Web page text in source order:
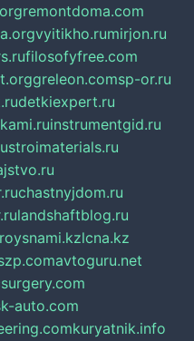
remontdoma.com
vyitikho.rumirjon.ru
filosofyfree.com
greleon.comsp-or.ru
detkiexpert.ru
instrumentgid.ru
stroimaterials.ru
chastnyjdom.ru
landshaftblog.ru
lcna.kz
avtoguru.net
auto.com
kuryatnik.info